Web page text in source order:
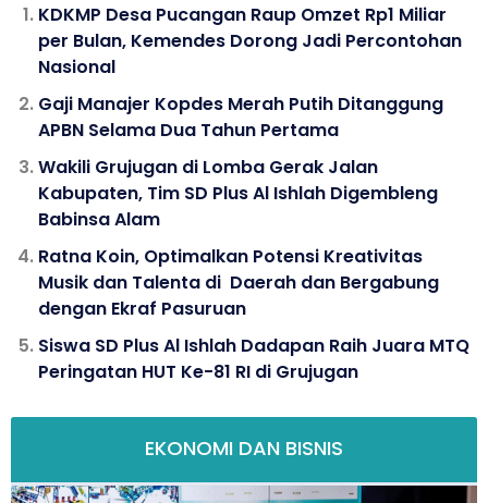
KDKMP Desa Pucangan Raup Omzet Rp1 Miliar
per Bulan, Kemendes Dorong Jadi Percontohan
Nasional
Gaji Manajer Kopdes Merah Putih Ditanggung
APBN Selama Dua Tahun Pertama
Wakili Grujugan di Lomba Gerak Jalan
Kabupaten, Tim SD Plus Al Ishlah Digembleng
Babinsa Alam
Ratna Koin, Optimalkan Potensi Kreativitas
Musik dan Talenta di Daerah dan Bergabung
dengan Ekraf Pasuruan
Siswa SD Plus Al Ishlah Dadapan Raih Juara MTQ
Peringatan HUT Ke-81 RI di Grujugan
EKONOMI DAN BISNIS